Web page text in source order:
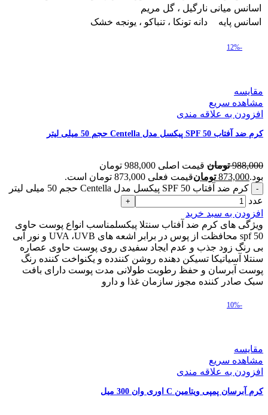
اسانس میانی نارگیل ، گل مریم
اسانس پایه
دانه تونکا ، تنباکو ، یونجه خشک
-12%
مقایسه
مشاهده سریع
افزودن به علاقه مندی
کرم ضد آفتاب SPF 50 پیکسل مدل Centella حجم 50 میلی لیتر
988,000 تومان
قیمت اصلی 988,000 تومان
بود.873,000 تومانقیمت فعلی 873,000 تومان است.
کرم ضد آفتاب SPF 50 پیکسل مدل Centella حجم 50 میلی لیتر
عدد
افزودن به سبد خرید
ویژگی های کرم ضد آفتاب سنتلا پیکسلمناسب انواع پوست حاوی
spf 50 محافظت از پوس در برابر اشعه های UVA ،UVB و نور آبی
بی رنگ زود جذب و عدم ایجاد سفیدی روی پوست حاوی عصاره
سنتلا آسیاتیکا تسیکن دهنده روشن کنندده و یکنواخت کننده رنگ
پوست آبرسان و حفظ رطوبت طولانی مدت پوست دارای بافت
سبک صادر کننده مجوز سازمان غذا و دارو
-10%
مقایسه
مشاهده سریع
افزودن به علاقه مندی
کرم آبرسان پمپی ویتامین C اوری وان 300 میل